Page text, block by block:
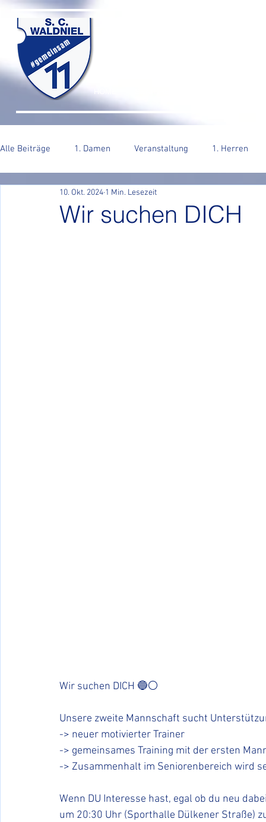
#gemeinsam
Alle Beiträge 1. Damen Veranstaltung 1. Herren
Wir suchen DICH
10. Okt. 2024 1 Min. Lesezeit
Wir suchen DICH 🔵⚪️
Unsere zweite Mannschaft sucht
-> neuer motivierter Trainer
-> gemeinsames Training mit der ersten
-> Zusammenhalt im Seniorenbereich wird
Wenn DU Interesse hast, egal ob du neu
um 20:30 Uhr (Sporthalle Dülkener Straße)